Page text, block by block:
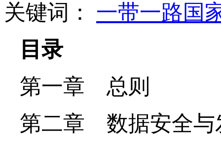
关键词： 一带一路 国
目录
第一章 总则
第二章 数据安全与